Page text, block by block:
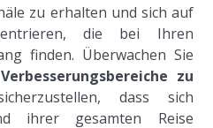
zu erhalten und sich auf
die bei Ihren
finden. Überwachen Sie
Verbesserungsbereiche zu
dass sich
ihrer gesamten Reise